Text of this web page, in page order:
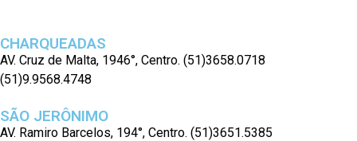
CHARQUEADAS
AV. Cruz de Malta, 1946°, Centro. (51)3658.0718
(51)9.9568.4748
SÃO JERÔNIMO
AV. Ramiro Barcelos, 194°, Centro. (51)3651.5385